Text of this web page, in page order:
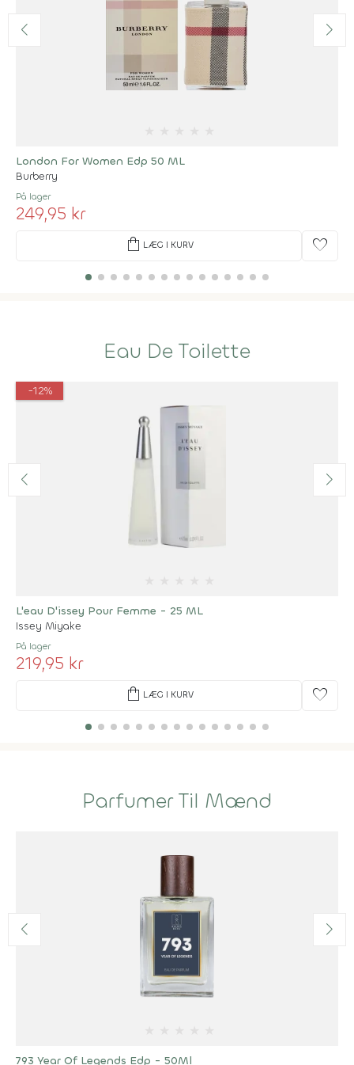
London For Women Edp 50 ML
Burberry
På lager
249,95 kr
shopping_bag LÆG I KURV favorite
Eau De Toilette
-12%
L'eau D'issey Pour Femme - 25 ML
Issey Miyake
På lager
219,95 kr
shopping_bag LÆG I KURV favorite
Parfumer Til Mænd
793 Year Of Legends Edp - 50Ml